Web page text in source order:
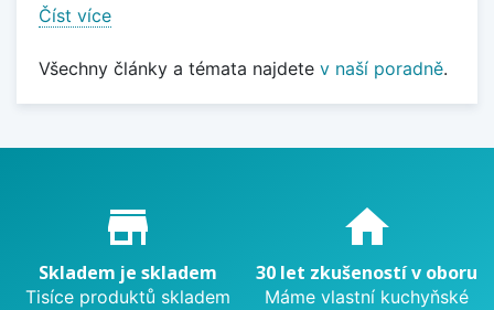
Číst více
Všechny články a témata najdete v naší poradně.
Proč nakupovat u nás?
store_mall_directory
Skladem je skladem
Tisíce produktů skladem
home
30 let zkušeností v oboru
Máme vlastní kuchyňské